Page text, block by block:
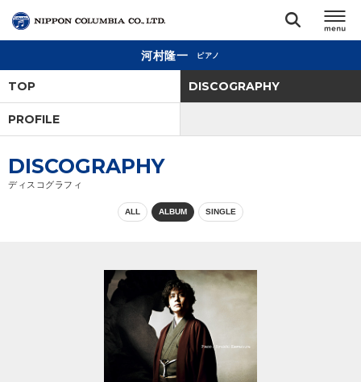
アーティスト
河村隆一 ピアノ
TOP DISCOGRAPHY
PROFILE
DISCOGRAPHY
ディスコグラフィ
ALL ALBUM SINGLE